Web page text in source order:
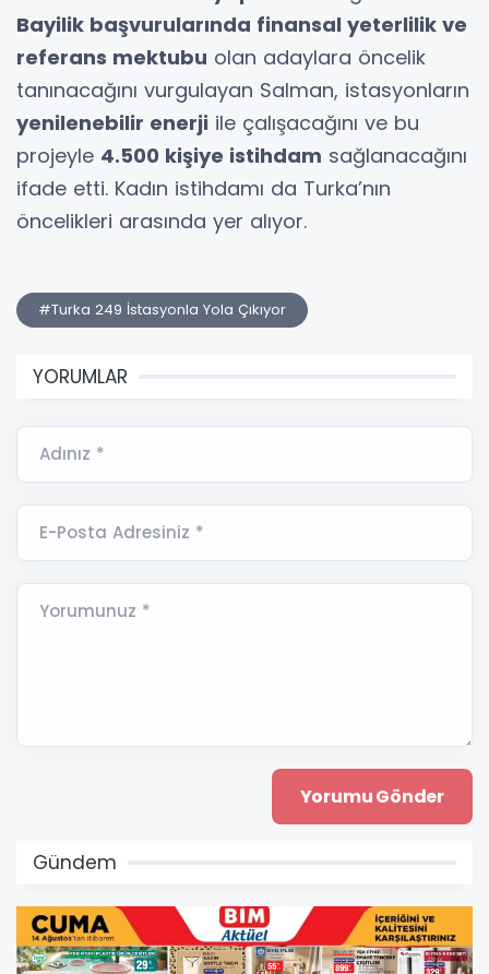
Bayilik başvurularında finansal yeterlilik ve
referans mektubu olan adaylara öncelik
tanınacağını vurgulayan Salman, istasyonların
yenilenebilir enerji ile çalışacağını ve bu
projeyle 4.500 kişiye istihdam sağlanacağını
ifade etti. Kadın istihdamı da Turka’nın
öncelikleri arasında yer alıyor.
#Turka 249 İstasyonla Yola Çıkıyor
YORUMLAR
Adınız *
E-Posta Adresiniz *
Yorumunuz *
Gündem